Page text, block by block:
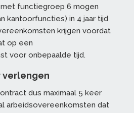
functiegroep 6 mogen
kantoorfuncties) in 4 jaar tijd
krijgen voordat
op een
voor onbepaalde tijd.
verlengen
dus maximaal 5 keer
arbeidsovereenkomsten dat